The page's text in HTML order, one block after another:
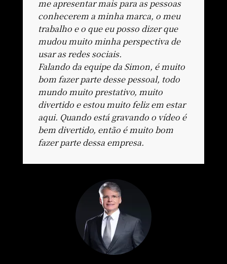
me apresentar mais para as pessoas
conhecerem a minha marca, o meu
trabalho e o que eu posso dizer que
mudou muito minha perspectiva de
usar as redes sociais.
Falando da equipe da Simon, é muito
bom fazer parte desse pessoal, todo
mundo muito prestativo, muito
divertido e estou muito feliz em estar
aqui. Quando está gravando o vídeo é
bem divertido, então é muito bom
fazer parte dessa empresa.